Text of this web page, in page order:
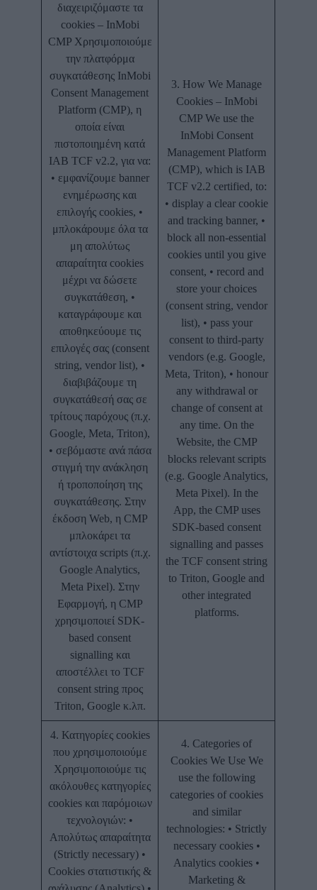
διαχειριζόμαστε τα
cookies – InMobi
CMP Χρησιμοποιούμε
την πλατφόρμα
συγκατάθεσης InMobi
Consent Management
Platform (CMP), η
οποία είναι
πιστοποιημένη κατά
IAB TCF v2.2, για να:
• εμφανίζουμε banner
ενημέρωσης και
επιλογής cookies, •
μπλοκάρουμε όλα τα
μη απολύτως
απαραίτητα cookies
μέχρι να δώσετε
συγκατάθεση, •
καταγράφουμε και
αποθηκεύουμε τις
επιλογές σας (consent
string, vendor list), •
διαβιβάζουμε τη
συγκατάθεσή σας σε
τρίτους παρόχους (π.χ.
Google, Meta, Triton),
• σεβόμαστε ανά πάσα
στιγμή την ανάκληση
ή τροποποίηση της
συγκατάθεσης. Στην
έκδοση Web, η CMP
μπλοκάρει τα
αντίστοιχα scripts (π.χ.
Google Analytics,
Meta Pixel). Στην
Εφαρμογή, η CMP
χρησιμοποιεί SDK-
based consent
signalling και
αποστέλλει το TCF
consent string προς
Triton, Google κ.λπ.
3. How We Manage
Cookies – InMobi
CMP We use the
InMobi Consent
Management Platform
(CMP), which is IAB
TCF v2.2 certified, to:
• display a clear cookie
and tracking banner, •
block all non-essential
cookies until you give
consent, • record and
store your choices
(consent string, vendor
list), • pass your
consent to third-party
vendors (e.g. Google,
Meta, Triton), • honour
any withdrawal or
change of consent at
any time. On the
Website, the CMP
blocks relevant scripts
(e.g. Google Analytics,
Meta Pixel). In the
App, the CMP uses
SDK-based consent
signalling and passes
the TCF consent string
to Triton, Google and
other integrated
platforms.
4. Κατηγορίες cookies
που χρησιμοποιούμε
Χρησιμοποιούμε τις
ακόλουθες κατηγορίες
cookies και παρόμοιων
τεχνολογιών: •
Απολύτως απαραίτητα
(Strictly necessary) •
Cookies στατιστικής &
4. Categories of
Cookies We Use We
use the following
categories of cookies
and similar
technologies: • Strictly
necessary cookies •
Analytics cookies •
Marketing &